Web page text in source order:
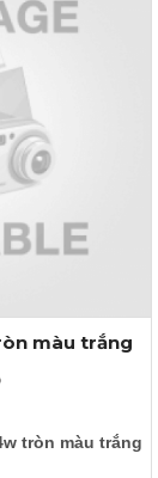
10mm
màu trắng
tròn màu trắng